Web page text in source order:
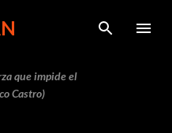
principal
que impide el
Castro)